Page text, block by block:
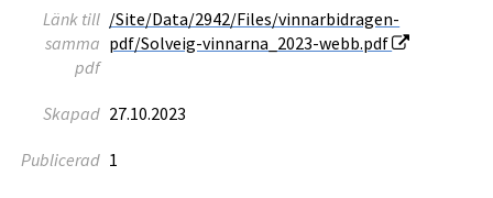
Länk till
samma
pdf
/Site/Data/2942/Files/vinnarbidragen-
pdf/Solveig-vinnarna_2023-webb.pdf
Skapad 27.10.2023
Publicerad 1